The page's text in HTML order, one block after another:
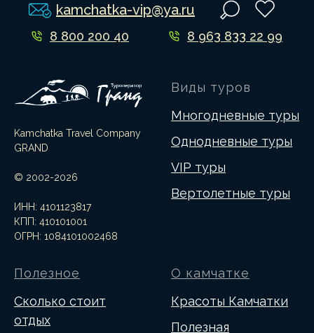
kamchatka-vip@ya.ru
8 800 200 40
8 963 833 22 99
Kamchatka Travel Company
GRAND
© 2002-2026
ИНН: 4101123817
КПП: 410101001
ОГРН: 1084101002468
Виды туров
Многодневные туры
Однодневные туры
VIP туры
Вертолетные туры
Полезное
Сколько стоит
отдых
О камчатке
Красоты Камчатки
Полезная